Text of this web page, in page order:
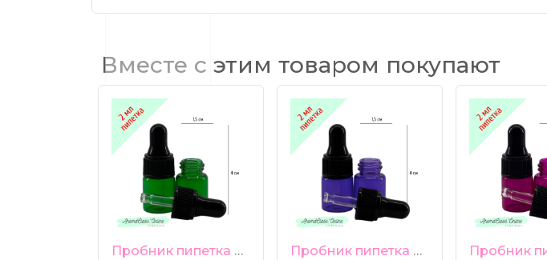
Вместе с этим товаром покупают
Пробник пипетка 2 мл зеленое стекло черная груша черная ребристая крышка Пробник пипетка 2 мл фиолетовое стекло черная груша черная ребристая крышка